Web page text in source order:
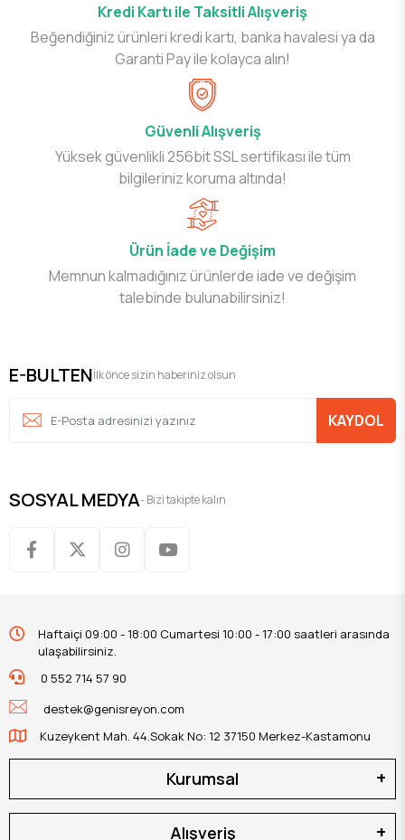
Kredi Kartı ile Taksitli Alışveriş
Beğendiğiniz ürünleri kredi kartı, banka havalesi ya da
Garanti Pay ile kolayca alın!
Güvenli Alışveriş
Yüksek güvenlikli 256bit SSL sertifikası ile tüm
bilgileriniz koruma altında!
Ürün İade ve Değişim
Memnun kalmadığınız ürünlerde iade ve değişim
talebinde bulunabilirsiniz!
E-BULTENİlk önce sizin haberiniz olsun
KAYDOL
SOSYAL MEDYA- Bizi takipte kalın
Haftaiçi 09:00 - 18:00 Cumartesi 10:00 - 17:00 saatleri arasında
ulaşabilirsiniz.
0 552 714 57 90
destek@genisreyon.com
Kuzeykent Mah. 44.Sokak No: 12 37150 Merkez-Kastamonu
Kurumsal
Alışveriş